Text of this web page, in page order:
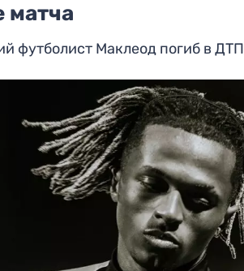
матча
футболист Маклеод погиб в ДТП